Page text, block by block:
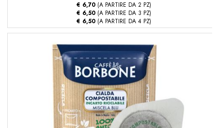
€ 6,70 (A PARTIRE DA 2 PZ)
€ 6,50 (A PARTIRE DA 3 PZ)
€ 6,50 (A PARTIRE DA 4 PZ)